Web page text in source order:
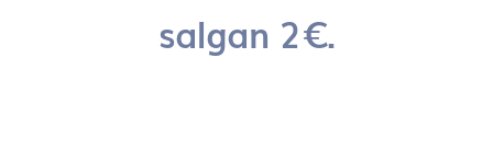
salgan 2€.